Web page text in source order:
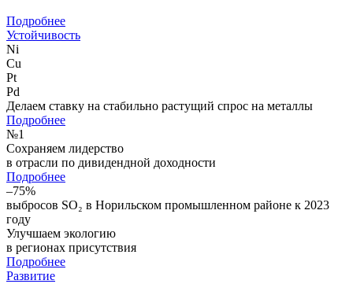
Подробнее
Устойчивость
Ni
Cu
Pt
Pd
Делаем ставку на стабильно растущий спрос на металлы
Подробнее
№1
Сохраняем лидерство
в отрасли по дивидендной доходности
Подробнее
–75%
выбросов SO₂ в Норильском промышленном районе к 2023
году
Улучшаем экологию
в регионах присутствия
Подробнее
Развитие